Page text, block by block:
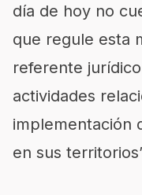
día de hoy no
que regule esta
referente
actividades
implementación
en sus